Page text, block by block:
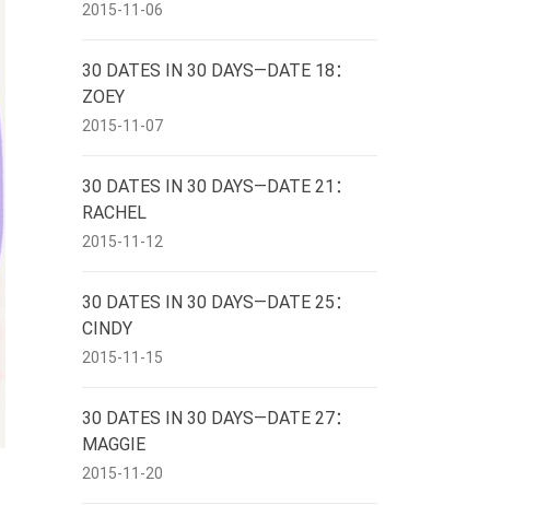
2015-11-06
30 DATES IN 30 DAYS—DATE 18：
ZOEY
2015-11-07
30 DATES IN 30 DAYS—DATE 21：
RACHEL
2015-11-12
30 DATES IN 30 DAYS—DATE 25：
CINDY
2015-11-15
30 DATES IN 30 DAYS—DATE 27：
MAGGIE
2015-11-20